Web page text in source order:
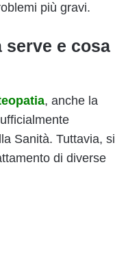
più gravi.
serve e cosa
, anche la
Sanità. Tuttavia, si
di diverse